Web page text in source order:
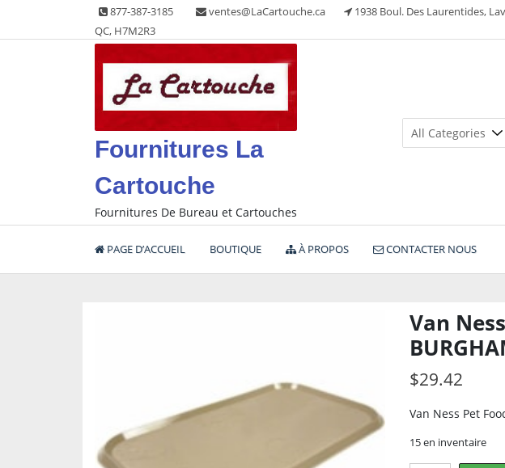
content
877-387-3185 ventes@LaCartouche.ca
1938 Boul. Des Laurentides,
QC, H7M2R3
Fournitures La
Cartouche
Fournitures De Bureau et Cartouches
PAGE D’ACCUEIL BOUTIQUE À PROPOS CONTACTER NOUS
Van
$29.42
Van Ness Pet
15 en inventaire